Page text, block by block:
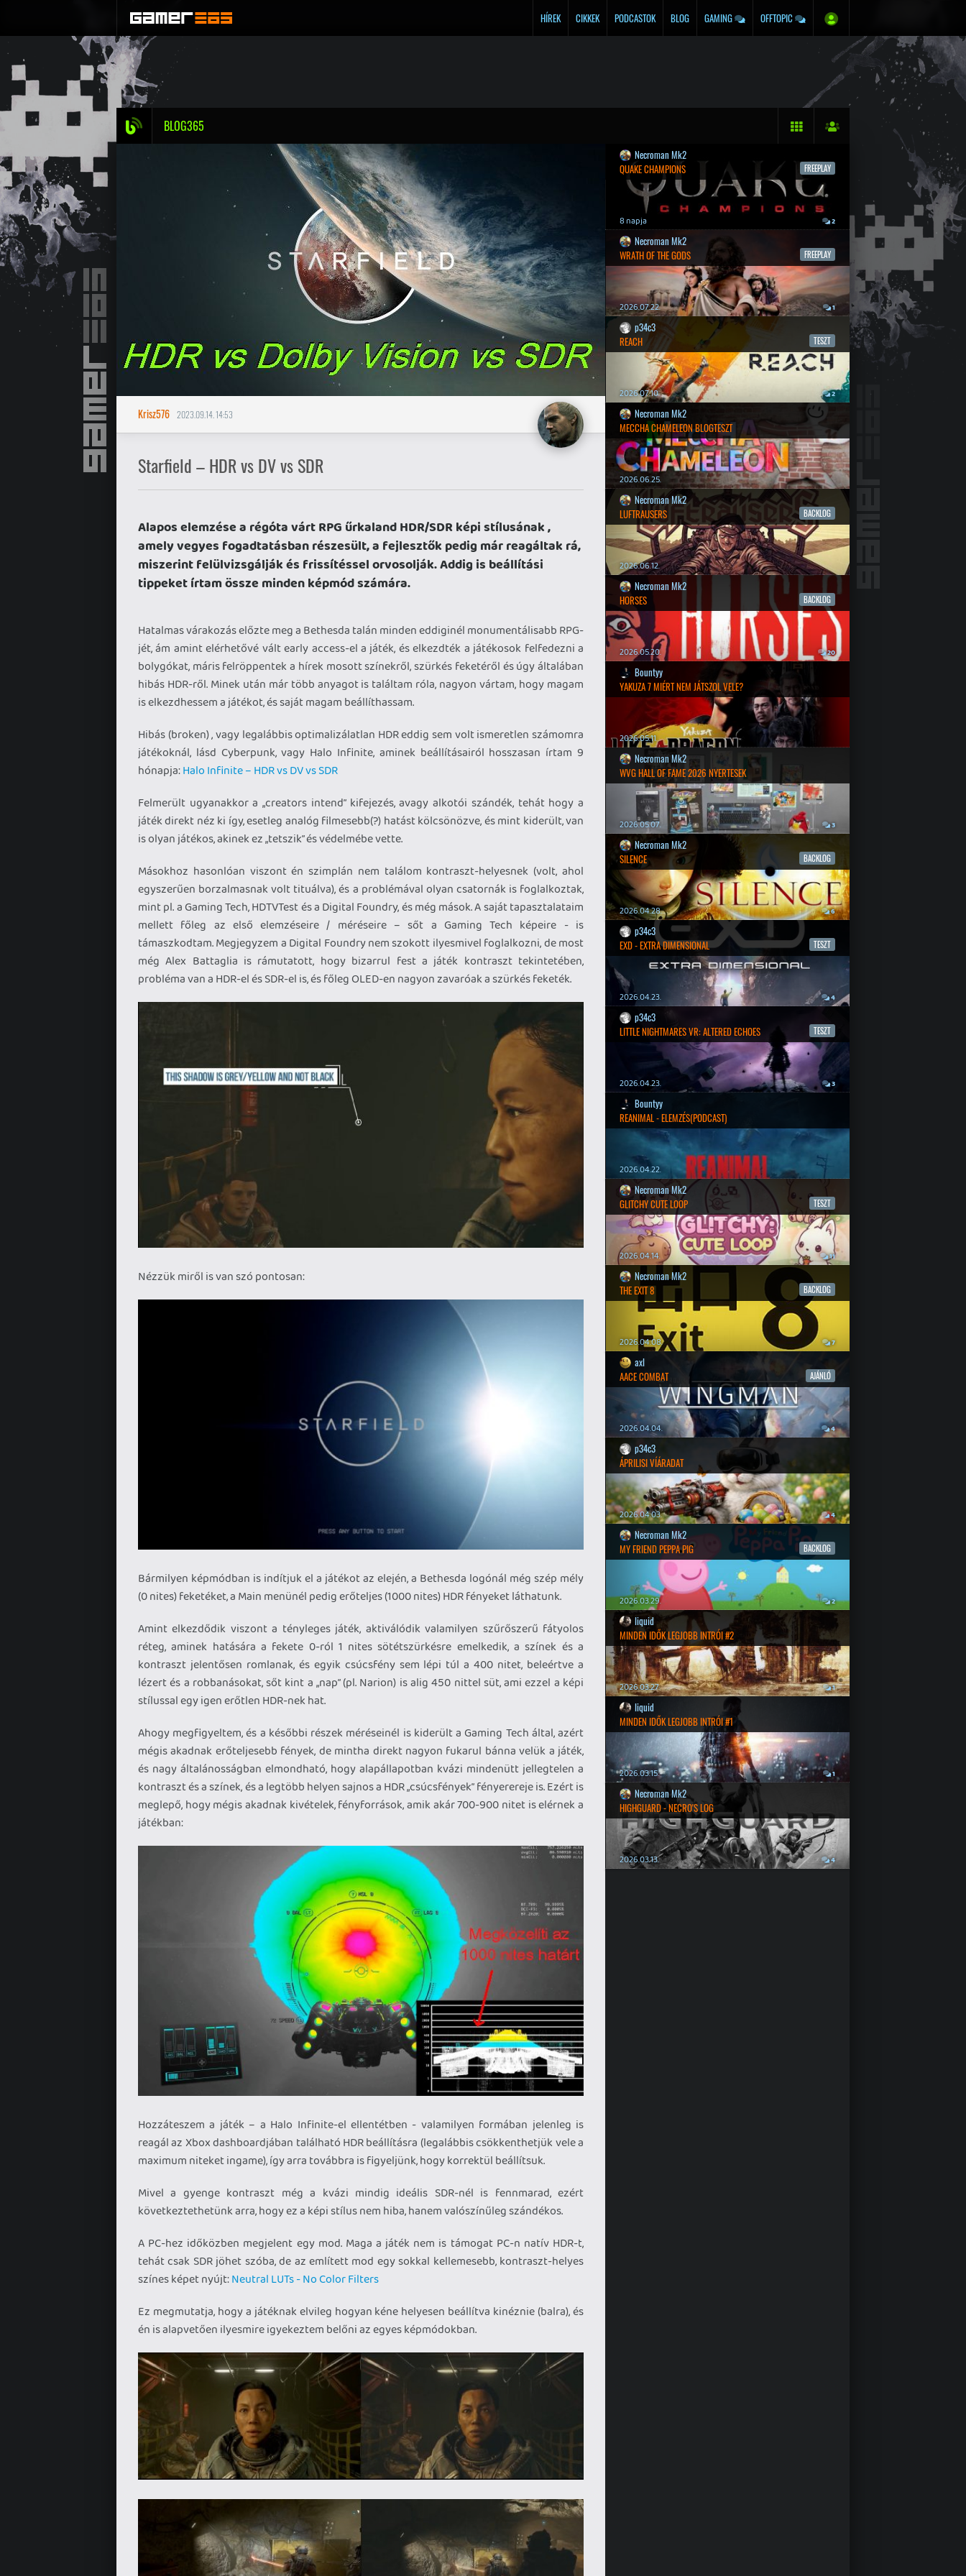
HÍREK CIKKEK PODCASTOK BLOG GAMING OFFTOPIC
BLOG365
Krisz576 2023.09.14. 14:53
Starfield – HDR vs DV vs SDR
Alapos elemzése a régóta várt RPG űrkaland HDR/SDR képi stílusának ,
amely vegyes fogadtatásban részesült, a fejlesztők pedig már reagáltak rá,
miszerint felülvizsgálják és frissítéssel orvosolják. Addig is beállítási
tippeket írtam össze minden képmód számára.
Hatalmas várakozás előzte meg a Bethesda talán minden eddiginél monumentálisabb RPG-
jét, ám amint elérhetővé vált early access-el a játék, és elkezdték a játékosok felfedezni a
bolygókat, máris felröppentek a hírek mosott színekről, szürkés feketéről és úgy általában
hibás HDR-ről. Minek után már több anyagot is találtam róla, nagyon vártam, hogy magam
is elkezdhessem a játékot, és saját magam beállíthassam.
Hibás (broken) , vagy legalábbis optimalizálatlan HDR eddig sem volt ismeretlen számomra
játékoknál, lásd Cyberpunk, vagy Halo Infinite, aminek beállításairól hosszasan írtam 9
hónapja:Halo Infinite – HDR vs DV vs SDR
Felmerült ugyanakkor a „creators intend” kifejezés, avagy alkotói szándék, tehát hogy a
játék direkt néz ki így, esetleg analóg filmesebb(?) hatást kölcsönözve, és mint kiderült, van
is olyan játékos, akinek ez „tetszik” és védelmébe vette.
Másokhoz hasonlóan viszont én szimplán nem találom kontraszt-helyesnek (volt, ahol
egyszerűen borzalmasnak volt tituálva), és a problémával olyan csatornák is foglalkoztak,
mint pl. a Gaming Tech, HDTVTest és a Digital Foundry, és még mások. A saját tapasztalataim
mellett főleg az első elemzéseire / méréseire – sőt a Gaming Tech képeire - is
támaszkodtam. Megjegyzem a Digital Foundry nem szokott ilyesmivel foglalkozni, de most
még Alex Battaglia is rámutatott, hogy bizarrul fest a játék kontraszt tekintetében,
probléma van a HDR-el és SDR-el is, és főleg OLED-en nagyon zavaróak a szürkés feketék.
Nézzük miről is van szó pontosan:
Bármilyen képmódban is indítjuk el a játékot az elején, a Bethesda logónál még szép mély
(0 nites) feketéket, a Main menünél pedig erőteljes (1000 nites) HDR fényeket láthatunk.
Amint elkezdődik viszont a tényleges játék, aktiválódik valamilyen szűrőszerű fátyolos
réteg, aminek hatására a fekete 0-ról 1 nites sötétszürkésre emelkedik, a színek és a
kontraszt jelentősen romlanak, és egyik csúcsfény sem lépi túl a 400 nitet, beleértve a
lézert és a robbanásokat, sőt kint a „nap” (pl. Narion) is alig 450 nittel süt, ami ezzel a képi
stílussal egy igen erőtlen HDR-nek hat.
Ahogy megfigyeltem, és a későbbi részek méréseinél is kiderült a Gaming Tech által, azért
mégis akadnak erőteljesebb fények, de mintha direkt nagyon fukarul bánna velük a játék,
és nagy általánosságban elmondható, hogy alapállapotban kvázi mindenütt jellegtelen a
kontraszt és a színek, és a legtöbb helyen sajnos a HDR „csúcsfények” fényerereje is. Ezért is
meglepő, hogy mégis akadnak kivételek, fényforrások, amik akár 700-900 nitet is elérnek a
játékban:
Hozzáteszem a játék – a Halo Infinite-el ellentétben - valamilyen formában jelenleg is
reagál az Xbox dashboardjában található HDR beállításra (legalábbis csökkenthetjük vele a
maximum niteket ingame), így arra továbbra is figyeljünk, hogy korrektül beállítsuk.
Mivel a gyenge kontraszt még a kvázi mindig ideális SDR-nél is fennmarad, ezért
következtethetünk arra, hogy ez a képi stílus nem hiba, hanem valószínűleg szándékos.
A PC-hez időközben megjelent egy mod. Maga a játék nem is támogat PC-n natív HDR-t,
tehát csak SDR jöhet szóba, de az említett mod egy sokkal kellemesebb, kontraszt-helyes
színes képet nyújt:Neutral LUTs - No Color Filters
Ez megmutatja, hogy a játéknak elvileg hogyan kéne helyesen beállítva kinéznie (balra), és
én is alapvetően ilyesmire igyekeztem belőni az egyes képmódokban.
Necroman Mk2
QUAKE CHAMPIONS
FREEPLAY
8 napja 2
Necroman Mk2
WRATH OF THE GODS
FREEPLAY
2026.07.22. 1
p34c3
REACH
TESZT
2026.07.10. 2
Necroman Mk2
MECCHA CHAMELEON BLOGTESZT
2026.06.25.
Necroman Mk2
LUFTRAUSERS
BACKLOG
2026.06.12.
Necroman Mk2
HORSES
BACKLOG
2026.05.20. 20
Bountyy
YAKUZA 7 MIÉRT NEM JÁTSZOL VELE?
2026.05.11.
Necroman Mk2
WVG HALL OF FAME 2026 NYERTESEK
2026.05.07. 3
Necroman Mk2
SILENCE
BACKLOG
2026.04.28. 6
p34c3
EXD - EXTRA DIMENSIONAL
TESZT
2026.04.23. 4
p34c3
LITTLE NIGHTMARES VR: ALTERED ECHOES
TESZT
2026.04.23. 3
Bountyy
REANIMAL - ELEMZÉS(PODCAST)
2026.04.22.
Necroman Mk2
GLITCHY CUTE LOOP
TESZT
2026.04.14. 11
Necroman Mk2
THE EXIT 8
BACKLOG
2026.04.08. 7
axl
AACE COMBAT
AJÁNLÓ
2026.04.04. 4
p34c3
ÁPRILISI VÍÁRADAT
2026.04.03. 4
Necroman Mk2
MY FRIEND PEPPA PIG
BACKLOG
2026.03.29. 2
liquid
MINDEN IDŐK LEGJOBB INTRÓI #2
2026.03.27. 1
liquid
MINDEN IDŐK LEGJOBB INTRÓI #1
2026.03.15. 1
Necroman Mk2
HIGHGUARD - NECRO'S LOG
2026.03.13. 4